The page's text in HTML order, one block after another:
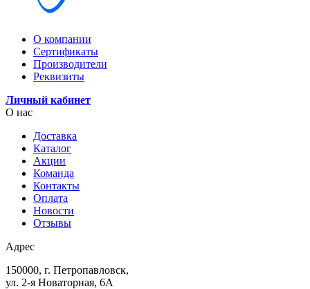
О компании
Сертификаты
Производители
Реквизиты
Личный кабинет
О нас
Доставка
Каталог
Акции
Команда
Контакты
Оплата
Новости
Отзывы
Адрес
150000, г. Петропавловск,
ул. 2-я Новаторная, 6А